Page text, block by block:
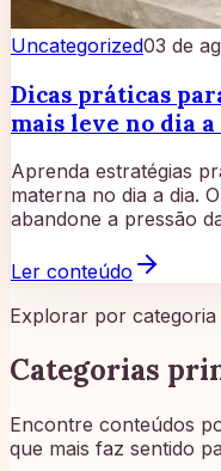
Uncategorized03 de
Dicas práticas
mais leve no dia a
Aprenda estratégias
materna no dia a dia.
abandone a pressão
Ler conteúdo
Explorar por categoria
Categorias
Encontre conteúdos
que mais faz sentido